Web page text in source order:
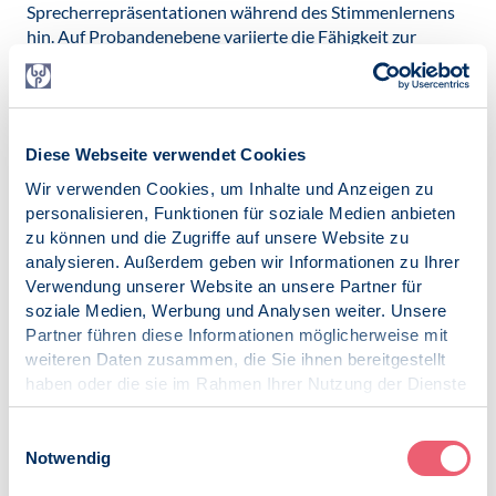
Diese Webseite verwendet Cookies
Wir verwenden Cookies, um Inhalte und Anzeigen zu
personalisieren, Funktionen für soziale Medien anbieten
zu können und die Zugriffe auf unsere Website zu
analysieren. Außerdem geben wir Informationen zu Ihrer
Verwendung unserer Website an unsere Partner für
soziale Medien, Werbung und Analysen weiter. Unsere
Partner führen diese Informationen möglicherweise mit
weiteren Daten zusammen, die Sie ihnen bereitgestellt
haben oder die sie im Rahmen Ihrer Nutzung der Dienste
gesammelt haben.
Notwendig
Sprecherrepräsentationen während des Stimmenlernens
hin. Auf Probandenebene variierte die Fähigkeit zur
Stimmenerkennung allerdings sehr stark. Jedoch ist wenig
über die Ursachen und Implikationen dieser
interindividuellen Unterschiede beim Stimmenlernen
derzeit ein standardisiertes Testverfahren, an deren
Entwicklung bereits gearbeitet wird.
Die semantische und wortformbezogene Repräsentation
eines Wortes sowie der Zugriff darauf bzw. der Abruf
dessen sind für den komplexen Prozess der Verarbeitung
von Wörtern erforderlich. Welcher dieser Aspekte
Kindern mit lexikalischen Defiziten Schwierigkeiten
bereitet, lässt sich mit Hilfe typischer Wortschatztests
nicht feststellen, was eine differentialdiagnostische
Abgrenzung unterschiedlicher Ausprägungen lexikalischer
(Marburg) gingen der Frage nach, ob sich verschiedene
Profile der Wortverarbeitung finden lassen. Dazu wurden